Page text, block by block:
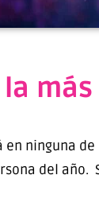
en ninguna
del año.